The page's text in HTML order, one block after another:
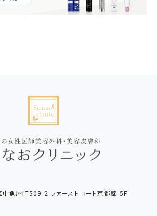
魚屋町509-2 ファーストコート京都錦 5F